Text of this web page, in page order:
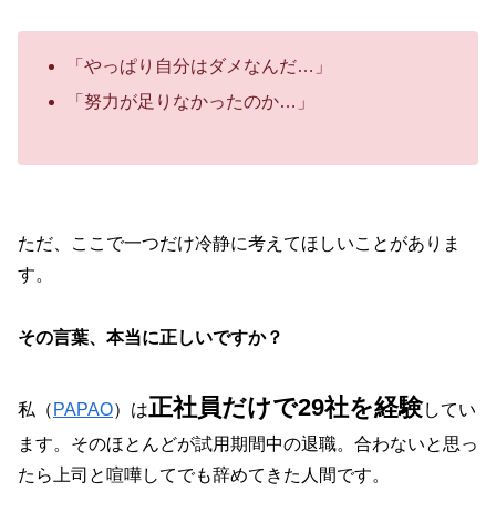
「やっぱり自分はダメなんだ…」
「努力が足りなかったのか…」
ただ、ここで一つだけ冷静に考えてほしいことがありま
す。
その言葉、本当に正しいですか？
私（ PAPAO）は正社員だけで29社を経験してい
ます。そのほとんどが試用期間中の退職。合わないと思っ
たら上司と喧嘩してでも辞めてきた人間です。